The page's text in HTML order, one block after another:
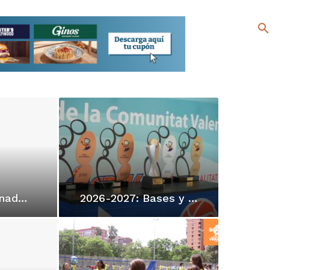
Se busca entrenad@res para Senior Masc Zonal y Femenino 2026-2027: Bases y Sistemas de competición IR